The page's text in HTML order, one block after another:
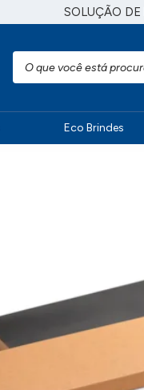
SOLUÇÃO DE
Eco Brindes